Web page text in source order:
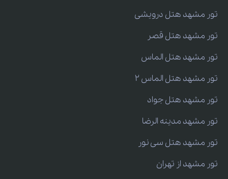
تور مشهد هتل درویشی
تور مشهد هتل قصر
تور مشهد هتل الماس
تور مشهد هتل الماس 2
تور مشهد هتل جواد
تور مشهد مدینه الرضا
تور مشهد هتل سی نور
تور مشهد از تهران